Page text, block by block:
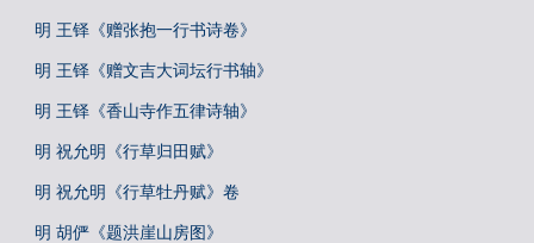
明 王铎《赠张抱一行书诗卷》
明 王铎《赠文吉大词坛行书轴》
明 王铎《香山寺作五律诗轴》
明 祝允明《行草归田赋》
明 祝允明《行草牡丹赋》卷
明 胡俨《题洪崖山房图》